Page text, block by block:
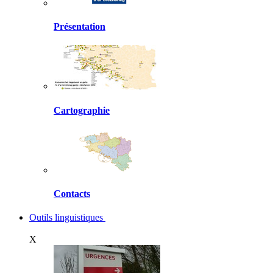
Présentation
Cartographie
Contacts
Outils linguistiques
X